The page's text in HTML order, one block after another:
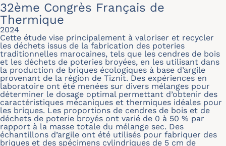
32ème Congrès Français de
Thermique
2024
Cette étude vise principalement à valoriser et recycler
les déchets issus de la fabrication des poteries
traditionnelles marocaines, tels que les cendres de bois
et les déchets de poteries broyées, en les utilisant dans
la production de briques écologiques à base d’argile
provenant de la région de Tiznit. Des expériences en
laboratoire ont été menées sur divers mélanges pour
déterminer le dosage optimal permettant d’obtenir des
caractéristiques mécaniques et thermiques idéales pour
les briques. Les proportions de cendres de bois et de
déchets de poterie broyés ont varié de 0 à 50 % par
rapport à la masse totale du mélange sec. Des
échantillons d’argile ont été utilisés pour fabriquer des
briques et des spécimens cylindriques de 5 cm de